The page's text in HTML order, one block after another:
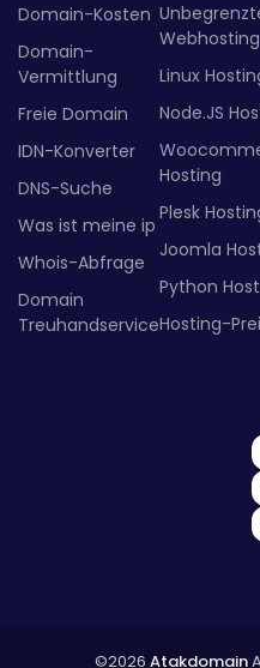
Domain-Kosten
Domain-
Vermittlung
Freie Domain
IDN-Konverter
DNS-Suche
Was ist meine ip
Whois-Abfrage
Domain
Treuhandservice
Webhosting
Linux
Node.JS
Hosting
Plesk
Joomla
Python
Hosting-
©2026 Atakdomain